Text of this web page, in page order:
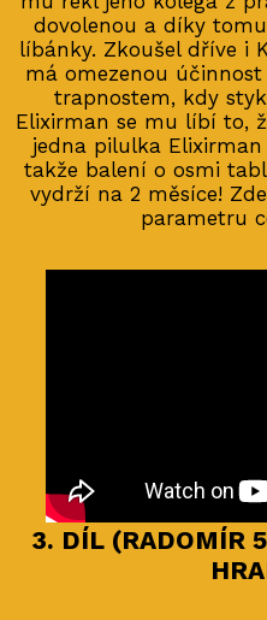
dovolenou a díky
líbánky. Zkoušel dříve i
má omezenou
trapnostem, kdy
Elixirman se mu líbí to,
jedna pilulka
takže balení o osmi
vydrží na 2 měsíce!
parametru
3. DÍL (RADOMÍR